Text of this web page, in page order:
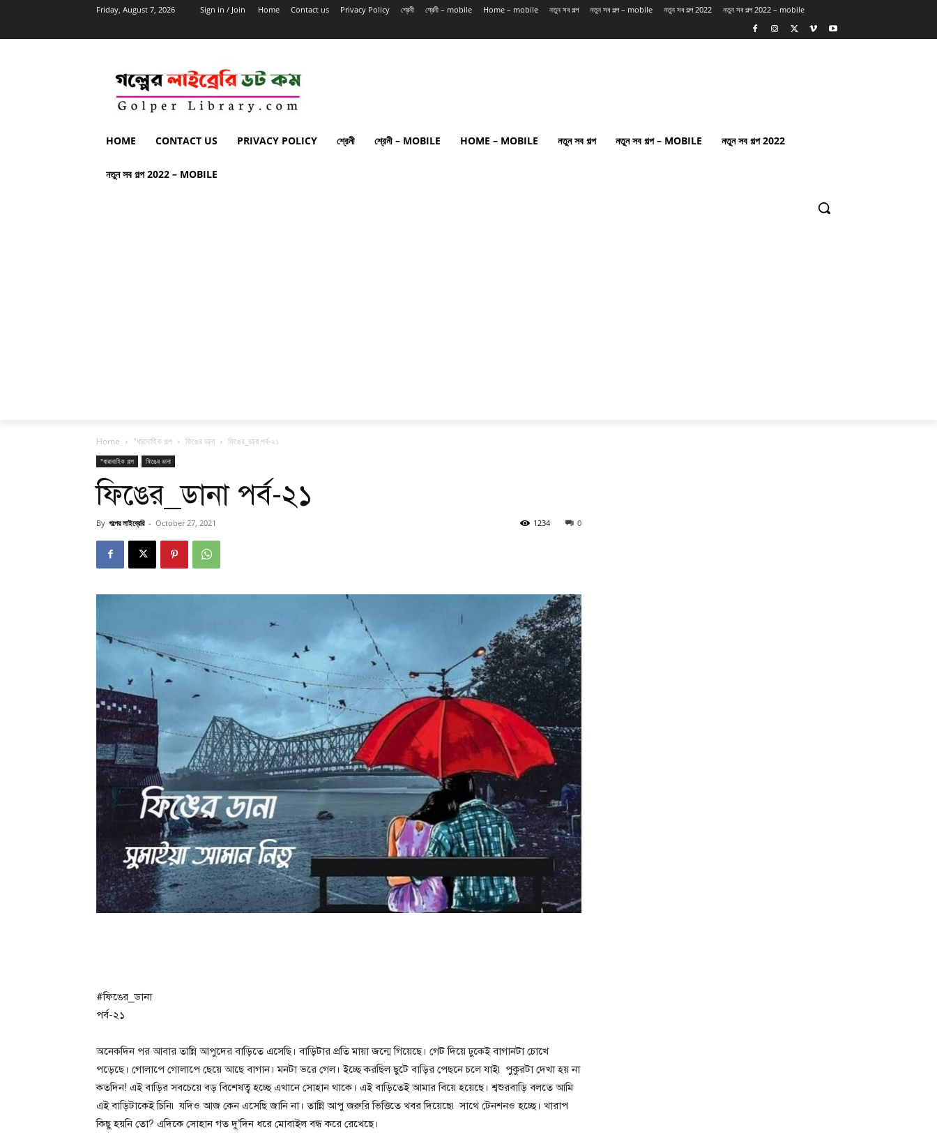
Friday, August 7, 2026 Sign in / Join Home Contact us Privacy Policy শ্রেনী শ্রেনী – mobile Home – mobile নতুন সব গল্প নতুন সব গল্প – mobile নতুন সব গল্প 2022 নতুন সব গল্প 2022 – mobile
HOME CONTACT US PRIVACY POLICY শ্রেনী শ্রেনী – MOBILE HOME – MOBILE নতুন সব গল্প নতুন সব গল্প – MOBILE নতুন সব গল্প 2022
নতুন সব গল্প 2022 – MOBILE
Home "ধারাবাহিক গল্প ফিঙের ডানা ফিঙের_ডানা পর্ব-২১
"ধারাবাহিক গল্প ফিঙের ডানা
ফিঙের_ডানা পর্ব-২১
By গল্পের লাইব্রেরি - October 27, 2021 0
1234
#ফিঙের_ডানা
পর্ব-২১
অনেকদিন পর আবার তান্নি আপুদের বাড়িতে এসেছি। বাড়িটার প্রতি মায়া জন্মে গিয়েছে। গেট দিয়ে ঢুকেই বাগানটা চোখে
পড়েছে। গোলাপে গোলাপে ছেয়ে আছে বাগান। মনটা ভরে গেল। ইচ্ছে করছিল ছুটে বাড়ির পেছনে চলে যাই৷ পুকুরটা দেখা হয় না
কতদিন! এই বাড়ির সবচেয়ে বড় বিশেষত্ব হচ্ছে এখানে সোহান থাকে। এই বাড়িতেই আমার বিয়ে হয়েছে। শ্বশুরবাড়ি বলতে আমি
এই বাড়িটাকেই চিনি৷ যদিও আজ কেন এসেছি জানি না। তান্নি আপু জরুরি ভিত্তিতে খবর দিয়েছে৷ সাথে টেনশনও হচ্ছে। খারাপ
কিছু হয়নি তো? এদিকে সোহান গত দু’দিন ধরে মোবাইল বন্ধ করে রেখেছে।